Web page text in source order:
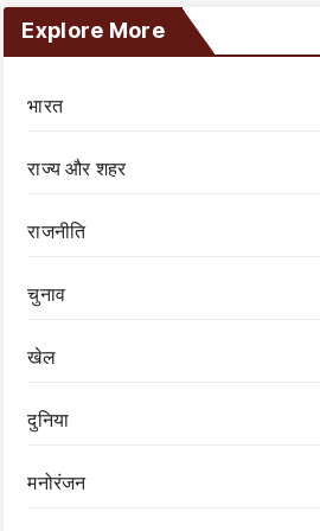
Explore More
भारत
राज्य और शहर
राजनीति
चुनाव
खेल
दुनिया
मनोरंजन